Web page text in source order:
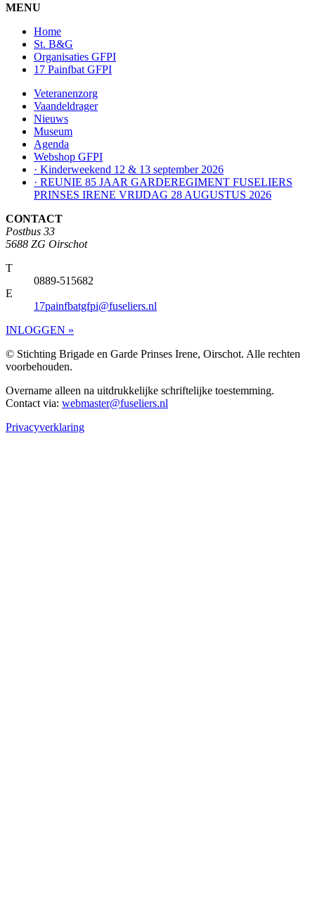
MENU
Home
St. B&G
Organisaties GFPI
17 Painfbat GFPI
Veteranenzorg
Vaandeldrager
Nieuws
Museum
Agenda
Webshop GFPI
· Kinderweekend 12 & 13 september 2026
· REUNIE 85 JAAR GARDEREGIMENT FUSELIERS
PRINSES IRENE VRIJDAG 28 AUGUSTUS 2026
CONTACT
Postbus 33
5688 ZG Oirschot
T
0889-515682
E
17painfbatgfpi@fuseliers.nl
INLOGGEN »
© Stichting Brigade en Garde Prinses Irene, Oirschot. Alle rechten
voorbehouden.
Overname alleen na uitdrukkelijke schriftelijke toestemming.
Contact via: webmaster@fuseliers.nl
Privacyverklaring